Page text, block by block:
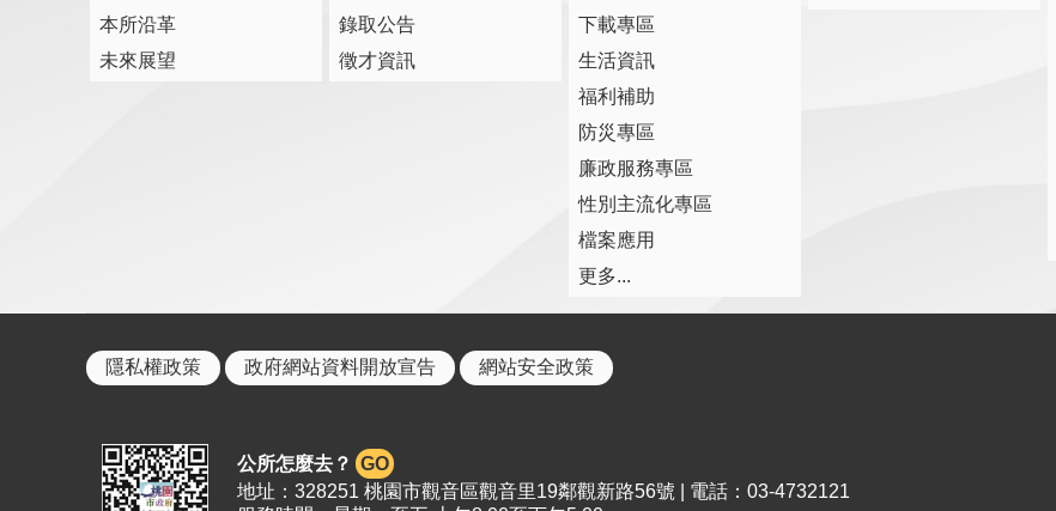
本所沿革
未來展望
錄取公告
徵才資訊
下載專區
生活資訊
福利補助
防災專區
廉政服務專區
性別主流化專區
檔案應用
更多...
隱私權政策 政府網站資料開放宣告 網站安全政策
公所怎麼去？ GO
地址：328251 桃園市觀音區觀音里19鄰觀新路56號 | 電話：03-4732121